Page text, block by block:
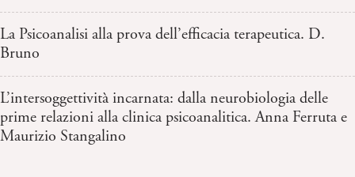
La Psicoanalisi alla prova dell’efficacia terapeutica. D.
Bruno
L’intersoggettività incarnata: dalla neurobiologia delle
prime relazioni alla clinica psicoanalitica. Anna Ferruta e
Maurizio Stangalino